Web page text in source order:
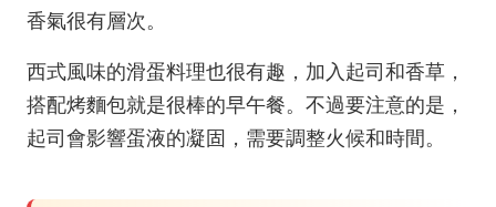
香氣很有層次。
西式風味的滑蛋料理也很有趣，加入起司和香草，
搭配烤麵包就是很棒的早午餐。不過要注意的是，
起司會影響蛋液的凝固，需要調整火候和時間。